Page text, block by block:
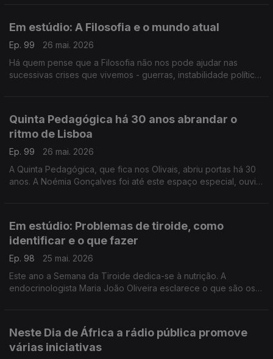
Em estúdio: A Filosofia e o mundo atual
Ep. 99
26 mai. 2026
Há quem pense que a Filosofia não nos pode ajudar nas
sucessivas crises que vivemos - guerras, instabilidade política,
Quinta Pedagógica há 30 anos abrandar o
ritmo de Lisboa
Ep. 99
26 mai. 2026
A Quinta Pedagógica, que fica nos Olivais, abriu portas há 30
anos. A Noémia Gonçalves foi até este espaço especial, ouvir
Em estúdio: Problemas de tiroide, como
identificar e o que fazer
Ep. 98
25 mai. 2026
Este ano a Semana da Tiroide dedica-se à nutrição. A
endocrinologista Maria João Oliveira esclarece o que são os
Neste Dia de África a rádio pública promove
várias iniciativas